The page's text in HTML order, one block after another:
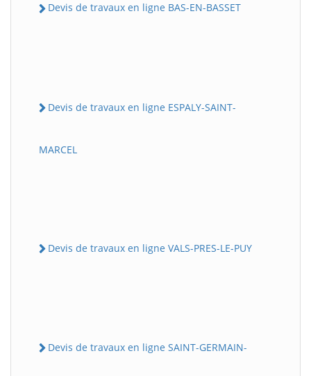
Devis de travaux en ligne BAS-EN-BASSET
Devis de travaux en ligne ESPALY-SAINT-
MARCEL
Devis de travaux en ligne VALS-PRES-LE-PUY
Devis de travaux en ligne SAINT-GERMAIN-